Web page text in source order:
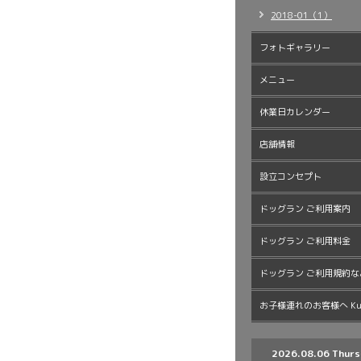
2018-01（1）
フォトギャラリー
メニュー
休業日カレンダー
店舗情報
設立コンセプト
ドッグラン ご利用案内
ドッグラン ご利用料金
ドッグラン ご利用規約な
お子様連れのお客様へ
2026.08.06